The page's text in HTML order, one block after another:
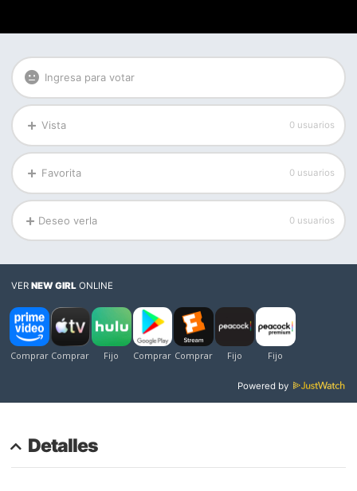
Ingresa para votar
Vista 0 usuarios
Favorita 0 usuarios
Deseo verla 0 usuarios
VERNEW GIRL ONLINE
Powered by
Detalles